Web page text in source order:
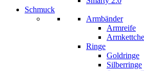
Schmuck
Armbänder
Armreife
Ringe
Goldringe
Silberringe